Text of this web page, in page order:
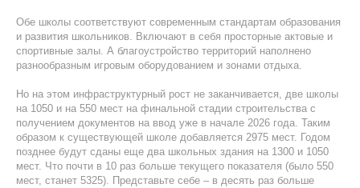
Обе школы соответствуют современным стандартам образования
и развития школьников. Включают в себя просторные актовые и
спортивные залы. А благоустройство территорий наполнено
разнообразным игровым оборудованием и зонами отдыха.
Но на этом инфраструктурный рост не заканчивается, две школы
на 1050 и на 550 мест на финальной стадии строительства с
получением документов на ввод уже в начале 2026 года. Таким
образом к существующей школе добавляется 2975 мест. Годом
позднее будут сданы еще два школьных здания на 1300 и 1050
мест. Что почти в 10 раз больше текущего показателя (было 550
мест, станет 5325). Представьте себе – в десять раз больше